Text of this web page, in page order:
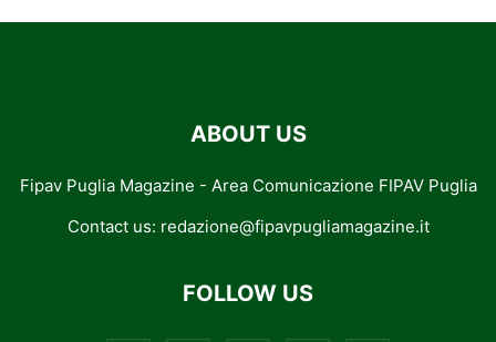
ABOUT US
Fipav Puglia Magazine - Area Comunicazione FIPAV Puglia
Contact us: redazione@fipavpugliamagazine.it
FOLLOW US